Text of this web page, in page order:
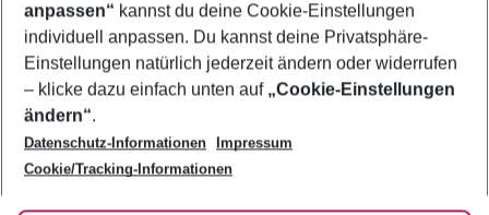
Footer
Footer navigation
Über uns
AGB
Bestpreisgarantie
Cookie-Einstellungen ändern
Cookie-Richtlinie
Agenturbetreuung
Barrierefreies Reisen
Folge uns
anpassen“ kannst du deine Cookie-Einstellungen
individuell anpassen. Du kannst deine Privatsphäre-
Einstellungen natürlich jederzeit ändern oder widerrufen
– klicke dazu einfach unten auf „Cookie-Einstellungen
ändern“.
Datenschutz-Informationen
Impressum
Cookie/Tracking-Informationen